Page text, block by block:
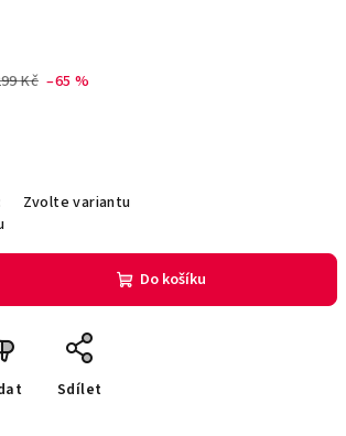
Kč –65 %
Zvolte variantu
Do košíku
Sdílet